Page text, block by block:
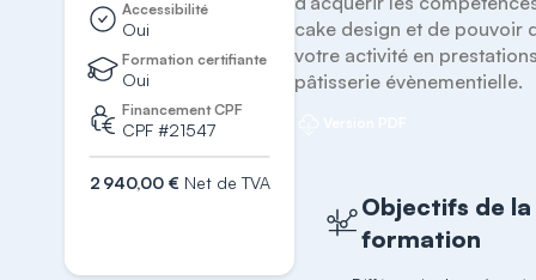
Accessibilité
Oui
Formation certifiante
Oui
Financement CPF
CPF #21547
2 940,00 € Net de TVA
cake design et de pouvoir
votre activité en
pâtisserie évènementielle.
Objectifs de la
formation